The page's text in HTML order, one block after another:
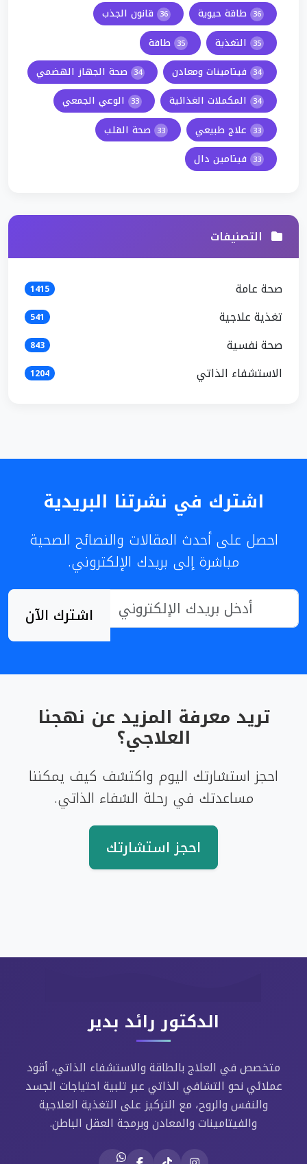
36 طاقة حيوية 36 قانون الجذب
35 التغذية 35 طاقة
34 فيتامينات ومعادن 34 صحة الجهاز الهضمي
34 المكملات الغذائية 33 الوعي الجمعي
33 علاج طبيعي 33 صحة القلب
33 فيتامين دال
التصنيفات
صحة عامة 1415
تغذية علاجية 541
صحة نفسية 843
الاستشفاء الذاتي 1204
اشترك في نشرتنا البريدية
احصل على أحدث المقالات والنصائح الصحية
مباشرة إلى بريدك الإلكتروني.
اشترك الآن
تريد معرفة المزيد عن نهجنا
العلاجي؟
احجز استشارتك اليوم واكتشف كيف يمكننا
مساعدتك في رحلة الشفاء الذاتي.
احجز استشارتك
الدكتور رائد بدير
متخصص في العلاج بالطاقة والاستشفاء الذاتي، أقود
عملائي نحو التشافي الذاتي عبر تلبية احتياجات الجسد
والنفس والروح، مع التركيز على التغذية العلاجية
والفيتامينات والمعادن وبرمجة العقل الباطن.